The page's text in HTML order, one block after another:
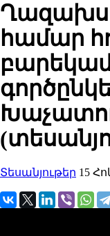
համար
Տեսանյութեր 15